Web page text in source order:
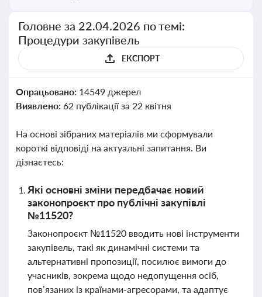
Головне за 22.04.2026 по темі:
Процедури закупівель
ЕКСПОРТ
Опрацьовано: 14549 джерел
Виявлено: 62 публікації за 22 квітня
На основі зібраних матеріалів ми сформували
короткі відповіді на актуальні запитання. Ви
дізнаєтесь:
Які основні зміни передбачає новий
законопроєкт про публічні закупівлі
№11520?
Законопроєкт №11520 вводить нові інструменти
закупівель, такі як динамічні системи та
альтернативні пропозиції, посилює вимоги до
учасників, зокрема щодо недопущення осіб,
пов’язаних із країнами-агресорами, та адаптує